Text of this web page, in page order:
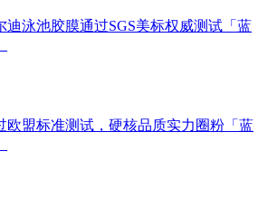
迪泳池胶膜通过SGS美标权威测试「蓝
欧盟标准测试，硬核品质实力圈粉「蓝